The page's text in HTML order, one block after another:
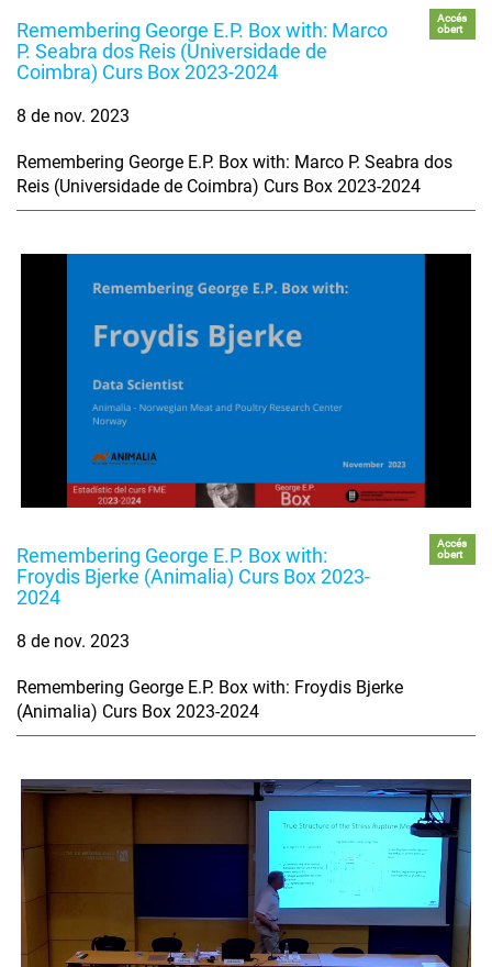
Remembering George E.P. Box with: Marco
P. Seabra dos Reis (Universidade de
Coimbra) Curs Box 2023-2024
Accés
obert
8 de nov. 2023
Remembering George E.P. Box with: Marco P. Seabra dos
Reis (Universidade de Coimbra) Curs Box 2023-2024
Remembering George E.P. Box with:
Froydis Bjerke (Animalia) Curs Box 2023-
2024
Accés
obert
8 de nov. 2023
Remembering George E.P. Box with: Froydis Bjerke
(Animalia) Curs Box 2023-2024